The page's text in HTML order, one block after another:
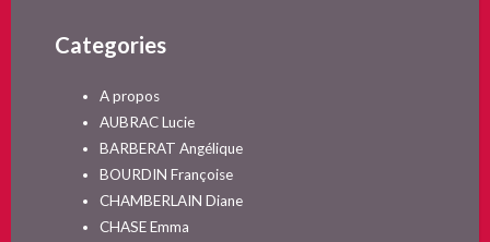
Categories
A propos
AUBRAC Lucie
BARBERAT Angélique
BOURDIN Françoise
CHAMBERLAIN Diane
CHASE Emma